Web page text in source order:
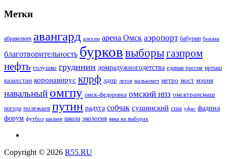
Метки
абрамович авангард алехин арена Омск аэропорт бабурин бензин
благотворительность бурков выборыгазпром
нефть голушко грудинин домрадужногодетства единая россия иртыш
казахстан коронавирус кпрф лдпр летов малькевич метро мост мэрия
навальный омгпу омск-федоровка омский нпз омсктрансмаш
погода полежаев путин радуга собчак сушинский сша уфас фадина
форум футбол шалаев школа экология явка на выборах
Copyright © 2026 R55.RU